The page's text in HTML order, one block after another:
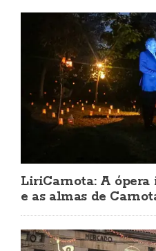
LiriCarnota: A ópera
e as almas de